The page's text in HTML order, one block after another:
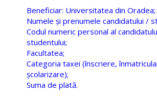
Cazare
Tabere studenţeşti
Alumni
Taxe
Reglemetări
Beneficiar: Universitatea din Oradea;
Numele şi prenumele candidatului /
Codul numeric personal al
studentului;
Facultatea;
Categoria taxei (înscriere,
şcolarizare);
Suma de plată.